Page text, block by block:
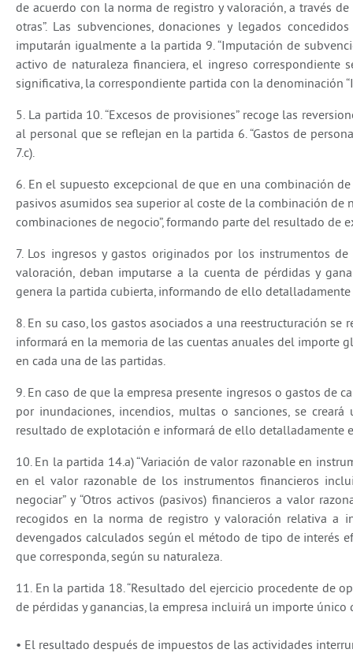
de acuerdo con la norma de registro y valoración, a través
otras”. Las subvenciones, donaciones y legados
imputarán igualmente a la partida 9. “Imputación de
activo de naturaleza financiera, el ingreso
significativa, la correspondiente partida con la denominación
5. La partida 10. “Excesos de provisiones” recoge las
al personal que se reflejan en la partida 6. “Gastos de
7.c).
6. En el supuesto excepcional de que en una combinación
pasivos asumidos sea superior al coste de la combinación de
combinaciones de negocio”, formando parte del resultado de
7. Los ingresos y gastos originados por los instrumentos
valoración, deban imputarse a la cuenta de pérdidas y
genera la partida cubierta, informando de ello
8. En su caso, los gastos asociados a una reestructuración
informará en la memoria de las cuentas anuales del importe
en cada una de las partidas.
9. En caso de que la empresa presente ingresos o gastos de
por inundaciones, incendios, multas o sanciones, se
resultado de explotación e informará de ello detalladamente
10. En la partida 14.a) “Variación de valor razonable en
en el valor razonable de los instrumentos financieros
negociar” y “Otros activos (pasivos) financieros a valor
recogidos en la norma de registro y valoración relativa a
devengados calculados según el método de tipo de interés
que corresponda, según su naturaleza.
11. En la partida 18. “Resultado del ejercicio procedente de
de pérdidas y ganancias, la empresa incluirá un importe único
• El resultado después de impuestos de las actividades